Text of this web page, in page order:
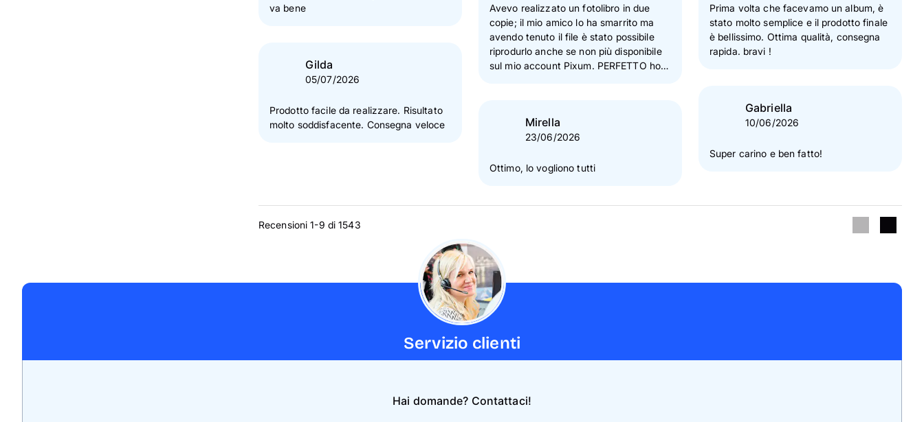
va bene
Gilda
05/07/2026
Prodotto facile da realizzare. Risultato
molto soddisfacente. Consegna veloce
Avevo realizzato un fotolibro in due
copie; il mio amico lo ha smarrito ma
avendo tenuto il file è stato possibile
riprodurlo anche se non più disponibile
sul mio account Pixum. PERFETTO ho
Mirella
23/06/2026
Ottimo, lo vogliono tutti
Prima volta che facevamo un album, è
stato molto semplice e il prodotto finale
è bellissimo. Ottima qualità, consegna
rapida. bravi !
Gabriella
10/06/2026
Super carino e ben fatto!
Recensioni 1-9 di 1543
Servizio clienti
Hai domande? Contattaci!